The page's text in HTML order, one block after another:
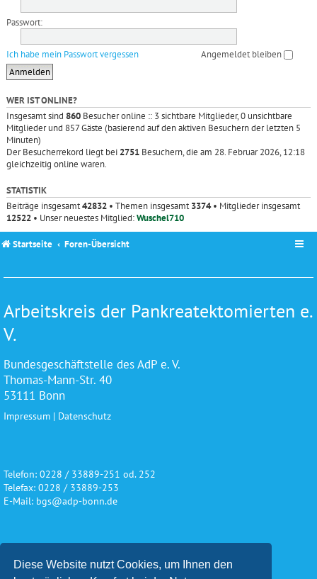
Diese Website nutzt Cookies, um Ihnen den
Passwort:
Ich habe mein Passwort vergessen Angemeldet bleiben
WER IST ONLINE?
Insgesamt sind 860 Besucher online :: 3 sichtbare Mitglieder, 0 unsichtbare
Mitglieder und 857 Gäste (basierend auf den aktiven Besuchern der letzten 5
Minuten)
Der Besucherrekord liegt bei 2751 Besuchern, die am 28. Februar 2026, 12:18
gleichzeitig online waren.
STATISTIK
Beiträge insgesamt42832 • Themen insgesamt3374• Mitglieder insgesamt
12522 • Unser neuestes Mitglied:Wuschel710
Startseite Foren-Übersicht
Arbeitskreis der Pankreatektomierten e.
V.
Bundesgeschäftstelle des AdP e. V.
Thomas-Mann-Str. 40
53111 Bonn
Impressum | Datenschutz
Telefon: 0228 / 33889-251 od. 252
Telefax: 0228 / 33889-253
E-Mail: bgs@adp-bonn.de
Wir danken für die freundliche
Unterstützung und Förderung